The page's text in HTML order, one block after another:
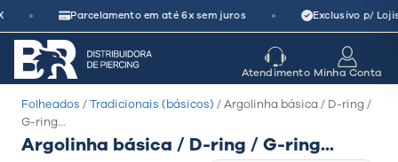
Pular
para
conteúdo
• Parcelamento em até 6x sem juros • Exclusivo p/
de crescimento
Atendimento Minha Conta
Folheados /Tradicionais (básicos) / Argolinha básica / D-ring /
G-ring...
Argolinha básica / D-ring / G-ring...